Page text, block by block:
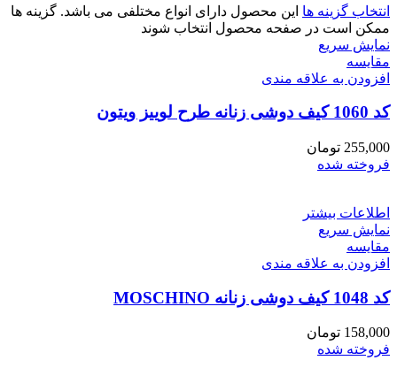
انتخاب گزینه ها این محصول دارای انواع مختلفی می باشد. گزینه ها
ممکن است در صفحه محصول انتخاب شوند
نمایش سریع
مقايسه
افزودن به علاقه مندی
کد 1060 کیف دوشی زنانه طرح لوییز ویتون
255,000 تومان
فروخته شده
اطلاعات بیشتر
نمایش سریع
مقايسه
افزودن به علاقه مندی
کد 1048 کیف دوشی زنانه MOSCHINO
158,000 تومان
فروخته شده